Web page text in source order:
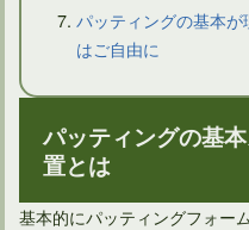
ドライバーのセットアップは
パッティングの基本
はご自由に
パッティングの基
置とは
基本的にパッティングフォー